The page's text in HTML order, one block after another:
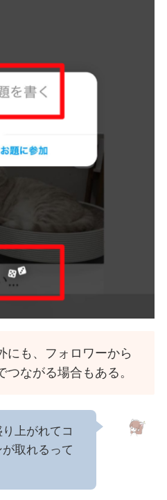
にも、フォロワーから
つながる場合もある。
上がれてコ
取れるって